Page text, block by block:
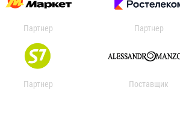
Партнер Партнер
Партнер Поставщик